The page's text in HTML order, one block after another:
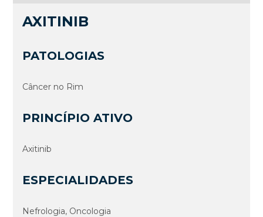
AXITINIB
PATOLOGIAS
Câncer no Rim
PRINCÍPIO ATIVO
Axitinib
ESPECIALIDADES
Nefrologia, Oncologia